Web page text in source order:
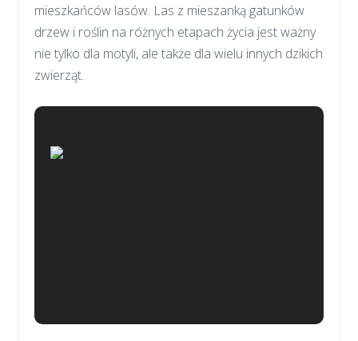
mieszkańców lasów. Las z mieszanką gatunków
drzew i roślin na różnych etapach życia jest ważny
nie tylko dla motyli, ale także dla wielu innych dzikich
zwierząt.